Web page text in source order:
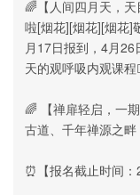
🌈【人间四月天，
啦[烟花][烟花][烟花]
月17日报到，4月
天的观呼吸内观课程
🌈 【禅扉轻启，一
古道、千年禅源之畔
⏰【报名截止时间